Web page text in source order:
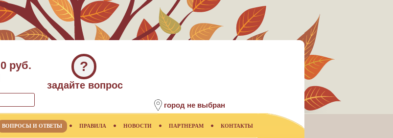
0 руб. ?
задайте вопрос
город не выбран
ВОПРОСЫ И ОТВЕТЫ ПРАВИЛА НОВОСТИ ПАРТНЕРАМ КОНТАКТЫ